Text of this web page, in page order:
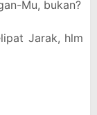
Mu, bukan?
Jarak, hlm